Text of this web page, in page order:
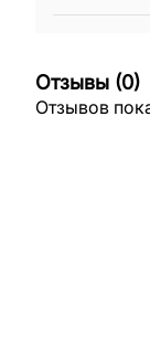
Отзывы (0)
Отзывов